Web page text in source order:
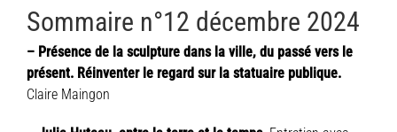
Sommaire n°12 décembre 2024
– Présence de la sculpture dans la ville, du passé vers le
présent. Réinventer le regard sur la statuaire publique.
Claire Maingon